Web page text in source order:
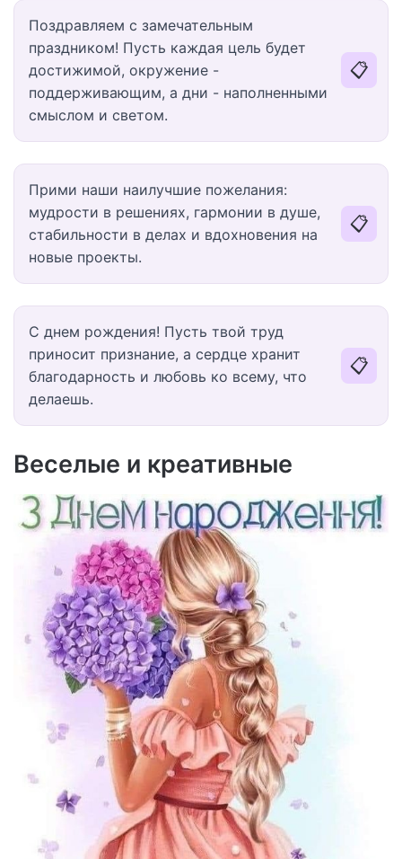
Поздравляем с замечательным
праздником! Пусть каждая цель будет
достижимой, окружение -
поддерживающим, а дни - наполненными
смыслом и светом.
📋
Прими наши наилучшие пожелания:
мудрости в решениях, гармонии в душе,
стабильности в делах и вдохновения на
новые проекты.
📋
С днем рождения! Пусть твой труд
приносит признание, а сердце хранит
благодарность и любовь ко всему, что
делаешь.
📋
Веселые и креативные